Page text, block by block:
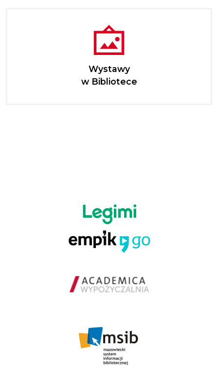
Wystawy
w Bibliotece